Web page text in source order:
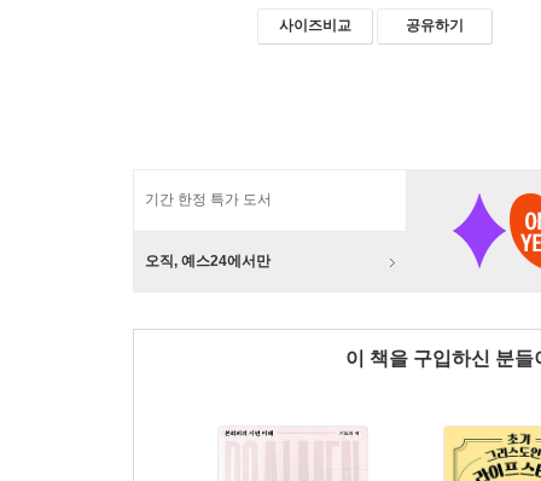
사이즈비교 공유하기
기간 한정 특가 도서
오직, 예스24에서만
이 책을 구입하신 분